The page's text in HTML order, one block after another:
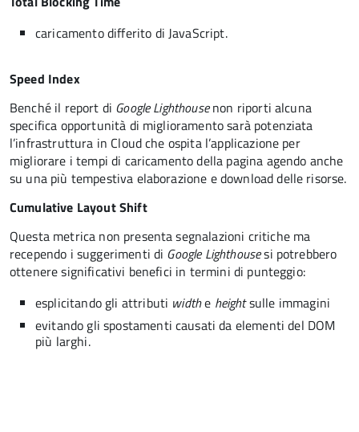
caricamento differito di JavaScript.
Speed Index
Benché il report di Google Lighthousenon riporti alcuna
specifica opportunità di miglioramento sarà potenziata
l’infrastruttura in Cloud che ospita l’applicazione per
migliorare i tempi di caricamento della pagina agendo anche
su una più tempestiva elaborazione e download delle risorse.
Cumulative Layout Shift
Questa metrica non presenta segnalazioni critiche ma
recependo i suggerimenti di Google Lighthousesi potrebbero
ottenere significativi benefici in termini di punteggio:
esplicitando gli attributi widthe heightsulle immagini
evitando gli spostamenti causati da elementi del DOM
più larghi.